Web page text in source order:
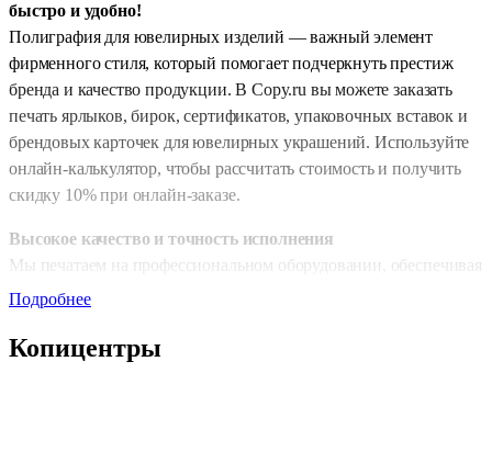
быстро и удобно!
Полиграфия для ювелирных изделий — важный элемент
фирменного стиля, который помогает подчеркнуть престиж
бренда и качество продукции. В Copy.ru вы можете заказать
печать ярлыков, бирок, сертификатов, упаковочных вставок и
брендовых карточек для ювелирных украшений. Используйте
онлайн-калькулятор, чтобы рассчитать стоимость и получить
скидку 10% при онлайн-заказе.
Высокое качество и точность исполнения
Мы печатаем на профессиональном оборудовании, обеспечивая
идеальную цветопередачу, чёткие линии и безупречную
премиально — идеально подходит для украшений любого
Подробнее
Копицентры